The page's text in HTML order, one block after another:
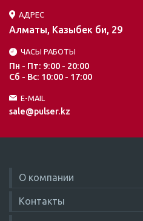
АДРЕС
Алматы, Казыбек би, 29
ЧАСЫ РАБОТЫ
Пн - Пт: 9:00 - 20:00
Сб - Вс: 10:00 - 17:00
E-MAIL
sale@pulser.kz
О компании
Контакты